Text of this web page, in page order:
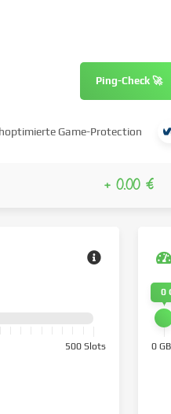
500 Slots
Ping-Check 🚀
Game-Protection
+ 0.00 €
0
0